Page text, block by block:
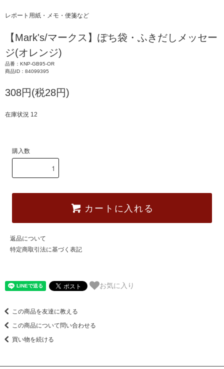
レポート用紙・メモ・便箋など
【Mark's/マークス】ぽち袋・ふきだしメッセー
ジ(オレンジ)
品番：KNP-GB95-OR
商品ID：84099395
308円(税28円)
在庫状況 12
購入数
カートに入れる
返品について
特定商取引法に基づく表記
お気に入り
この商品を友達に教える
この商品について問い合わせる
買い物を続ける